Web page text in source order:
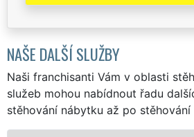
NAŠE DALŠÍ SLUŽBY
Naši franchisanti Vám v oblasti
služeb mohou nabídnout řadu
stěhování nábytku až po